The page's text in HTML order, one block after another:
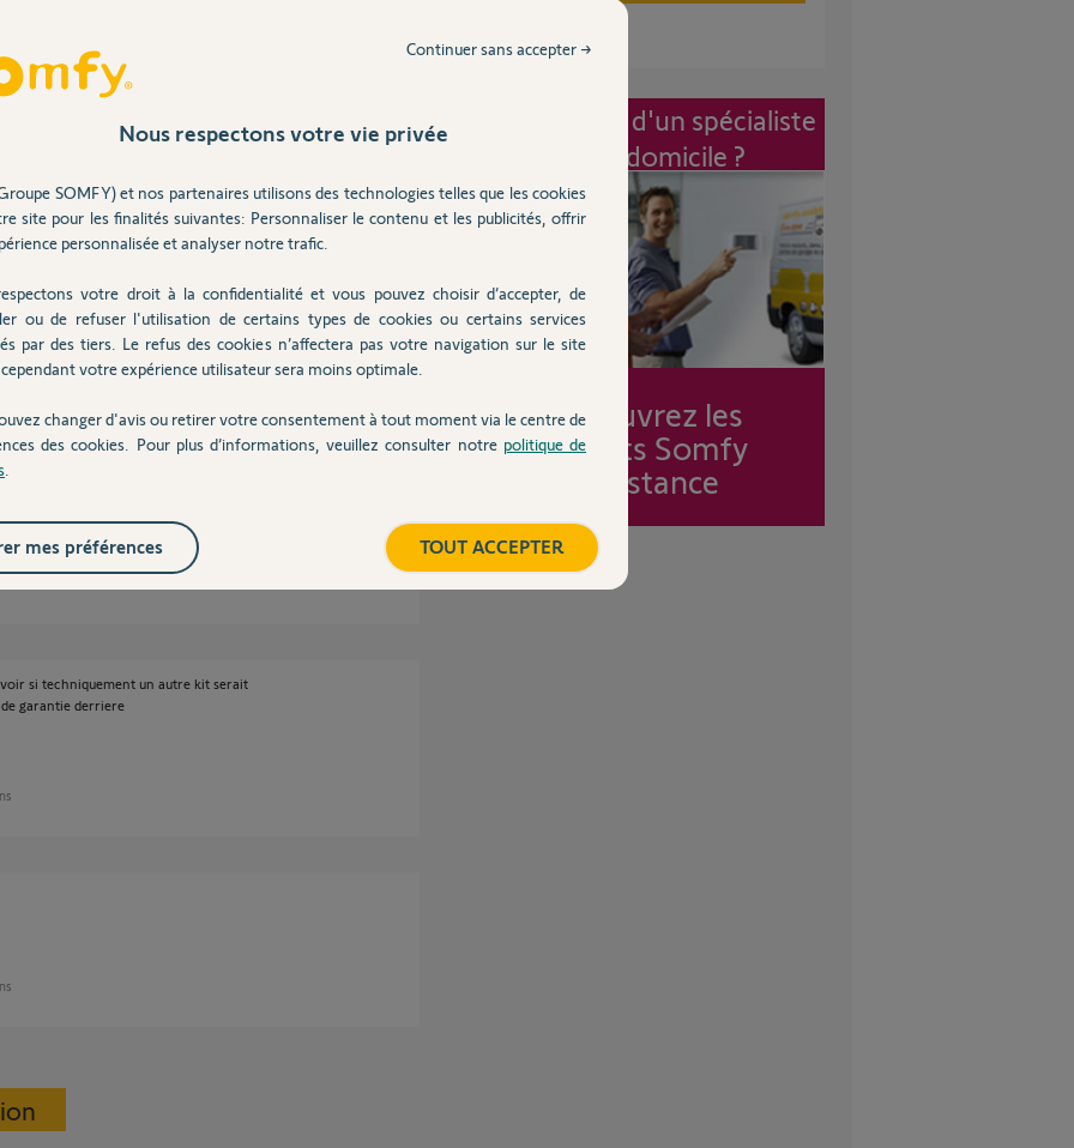
?
utile
pour être assimilés aux motorisations
d'une autre marque supprime de plein
si techniquement un autre kit serait
de garantie derriere
Intervention d'un spécialiste
à mon domicile ?
Découvrez les
forfaits Somfy
Assistance
Nous respectons votre vie privée
SOMFY) et nos partenaires utilisons des technologies telles que les cookies
site pour les finalités suivantes: Personnaliser le contenu et les publicités, offrir
personnalisée et analyser notre trafic.
votre droit à la confidentialité et vous pouvez choisir d’accepter, de
ou de refuser l'utilisation de certains types de cookies ou certains services
par des tiers. Le refus des cookies n’affectera pas votre navigation sur le site
votre expérience utilisateur sera moins optimale.
changer d'avis ou retirer votre consentement à tout moment via le centre de
des cookies. Pour plus d’informations, veuillez consulter notre politique de
Continuer sans accepter →
TOUT ACCEPTER
mes préférences